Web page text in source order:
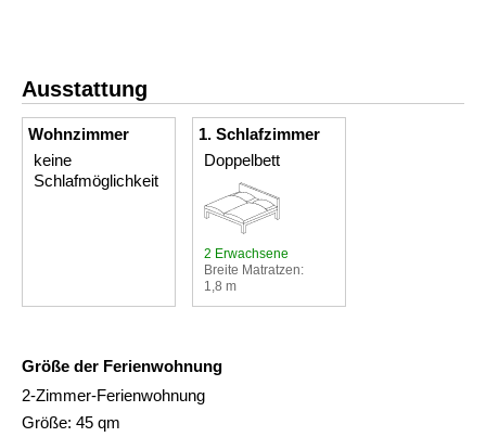
Ausstattung
Wohnzimmer
keine
Schlafmöglichkeit
1. Schlafzimmer
Doppelbett
2 Erwachsene
Breite Matratzen:
1,8 m
Größe der Ferienwohnung
2-Zimmer-Ferienwohnung
Größe: 45 qm